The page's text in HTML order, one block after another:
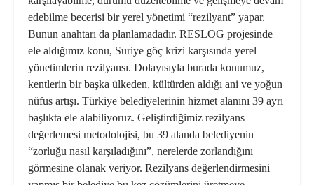
edebilme becerisi bir yerel yönetimi “rezilyant” yapar.
Bunun anahtarı da planlamadadır. RESLOG projesinde
ele aldığımız konu, Suriye göç krizi karşısında yerel
yönetimlerin rezilyansı. Dolayısıyla burada konumuz,
kentlerin bir başka ülkeden, kültürden aldığı ani ve yoğun
nüfus artışı. Türkiye belediyelerinin hizmet alanını 39 ayrı
başlıkta ele alabiliyoruz. Geliştirdiğimiz rezilyans
değerlemesi metodolojisi, bu 39 alanda belediyenin
“zorluğu nasıl karşıladığını”, nerelerde zorlandığını
görmesine olanak veriyor. Rezilyans değerlendirmesini